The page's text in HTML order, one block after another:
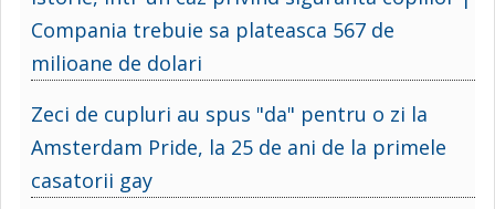
Compania trebuie sa plateasca 567 de
milioane de dolari
Zeci de cupluri au spus "da" pentru o zi la
Amsterdam Pride, la 25 de ani de la primele
casatorii gay